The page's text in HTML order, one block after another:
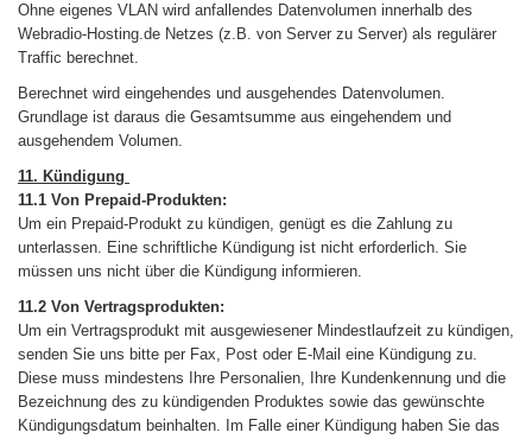
Ohne eigenes VLAN wird anfallendes Datenvolumen innerhalb des
Webradio-Hosting.de Netzes (z.B. von Server zu Server) als regulärer
Traffic berechnet.
Berechnet wird eingehendes und ausgehendes Datenvolumen.
Grundlage ist daraus die Gesamtsumme aus eingehendem und
ausgehendem Volumen.
11. Kündigung
11.1 Von Prepaid-Produkten:
Um ein Prepaid-Produkt zu kündigen, genügt es die Zahlung zu
unterlassen. Eine schriftliche Kündigung ist nicht erforderlich. Sie
müssen uns nicht über die Kündigung informieren.
11.2 Von Vertragsprodukten:
Um ein Vertragsprodukt mit ausgewiesener Mindestlaufzeit zu kündigen,
senden Sie uns bitte per Fax, Post oder E-Mail eine Kündigung zu.
Diese muss mindestens Ihre Personalien, Ihre Kundenkennung und die
Bezeichnung des zu kündigenden Produktes sowie das gewünschte
Kündigungsdatum beinhalten. Im Falle einer Kündigung haben Sie das